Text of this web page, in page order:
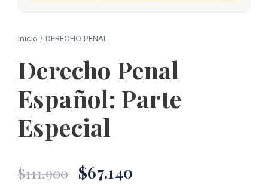
Inicio / DERECHO PENAL
Derecho Penal
Español: Parte
Especial
$111.900 El
$67.140